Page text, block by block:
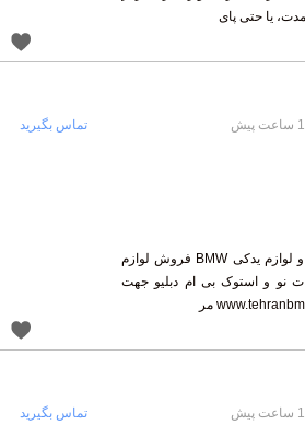
یا حتی پای
فروشنده لوازم یدکی بی ام و لوازم یدکی BMW فروش لوازم
یدکی بی ام و فروش قطعات نو و استوک بی ام دبلیو جهت
پیش تماس بگیرید
پیش تماس بگیرید